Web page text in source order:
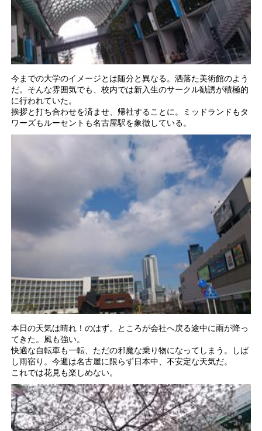
今までの大学のイメージとは随分と異なる。洒落た美術館のよう
だ。そんな雰囲気でも、校内では新入生のサークル勧誘が積極的
に行われていた。
挨拶と打ち合わせを済ませ、帰社することに。ミッドランドもタ
ワーズもルーセントも名古屋駅を象徴している。
本日の天気は晴れ！のはず。ところが会社へ戻る途中に雨が降っ
てきた。風も強い。
快適な自転車も一転、ただの邪魔な乗り物になってしまう。しば
し雨宿り。今週は名古屋に限らず日本中、不安定な天気だ。
これでは花見も楽しめない。